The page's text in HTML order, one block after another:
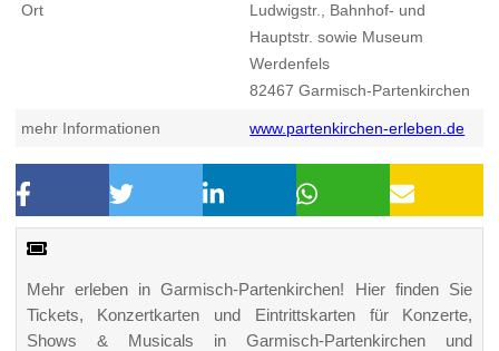
Ort
Ludwigstr., Bahnhof- und
Hauptstr. sowie Museum
Werdenfels
82467 Garmisch-Partenkirchen
mehr Informationen www.partenkirchen-erleben.de
Mehr erleben in Garmisch-Partenkirchen! Hier finden Sie
Tickets, Konzertkarten und Eintrittskarten für Konzerte,
Shows & Musicals in Garmisch-Partenkirchen und